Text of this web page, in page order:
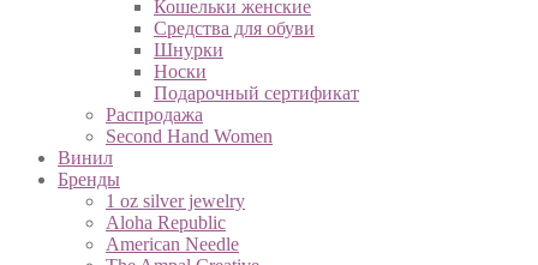
Кошельки женские
Средства для обуви
Шнурки
Носки
Подарочный сертификат
Распродажа
Second Hand Women
Винил
Бренды
1 oz silver jewelry
Aloha Republic
American Needle